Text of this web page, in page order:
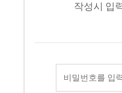
작성시 입